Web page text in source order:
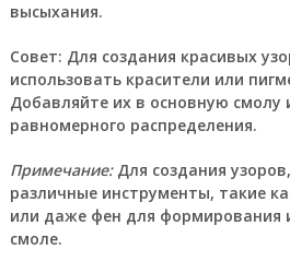
высыхания.
Совет: Для создания красивых
использовать красители или
Добавляйте их в основную
равномерного распределения.
Примечание:Для создания
различные инструменты, такие
или даже фен для формирования
смоле.